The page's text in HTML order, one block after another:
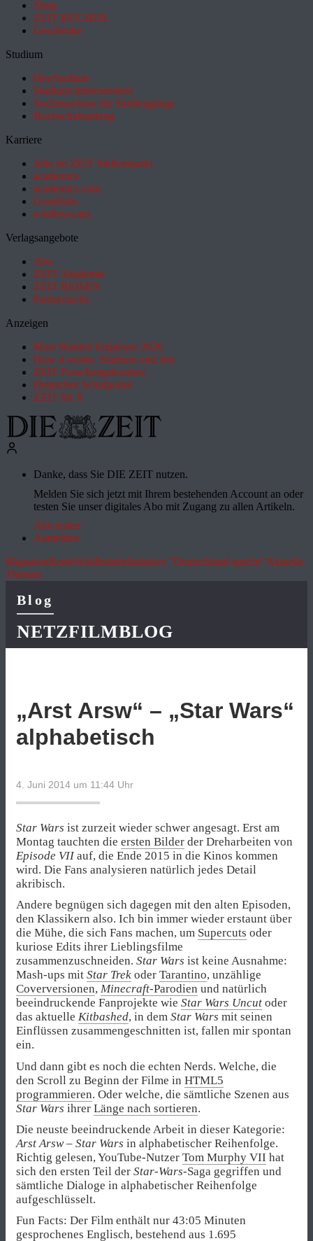
Shop
ZEIT BÜCHER
Geschenke
Studium
HeyStudium
Studium-Interessentest
Suchmaschine für Studiengänge
Hochschulranking
Karriere
Jobs im ZEIT Stellenmarkt
academics
academics.com
GoodJobs
e-fellows.net
Verlagsangebote
Abo
ZEIT Akademie
ZEIT REISEN
Partnersuche
Anzeigen
Most Wanted Employer 2026
How it works: Studium und Job
ZEIT Forschungskosmos
Deutsches Schulportal
ZEIT für X
Danke, dass Sie DIE ZEIT nutzen.
Melden Sie sich jetzt mit Ihrem bestehenden Account an oder
testen Sie unser digitales Abo mit Zugang zu allen Artikeln.
Abo testen
Anmelden
MigrationRenteWaldbrändeInitiative "Deutschland spricht"Aktuelle
Themen
Blog
NETZFILMBLOG
„Arst Arsw“ – „Star Wars“
alphabetisch
4. Juni 2014 um 11:44 Uhr
Star Wars ist zurzeit wieder schwer angesagt. Erst am
Montag tauchten die ersten Bilder der Dreharbeiten von
Episode VIIauf, die Ende 2015 in die Kinos kommen
wird. Die Fans analysieren natürlich jedes Detail
akribisch.
Andere begnügen sich dagegen mit den alten Episoden,
den Klassikern also. Ich bin immer wieder erstaunt über
die Mühe, die sich Fans machen, um Supercuts oder
kuriose Edits ihrer Lieblingsfilme
zusammenzuschneiden. Star Wars ist keine Ausnahme:
Mash-ups mit Star Trek oder Tarantino, unzählige
Coverversionen, Minecraft-Parodien und natürlich
beeindruckende Fanprojekte wie Star Wars Uncut oder
das aktuelle Kitbashed, in dem Star Wars mit seinen
Einflüssen zusammengeschnitten ist, fallen mir spontan
ein.
Und dann gibt es noch die echten Nerds. Welche, die
den Scroll zu Beginn der Filme in HTML5
programmieren. Oder welche, die sämtliche Szenen aus
Star Wars ihrer Länge nach sortieren.
Die neuste beeindruckende Arbeit in dieser Kategorie:
Arst Arsw– Star Wars in alphabetischer Reihenfolge.
Richtig gelesen, YouTube-Nutzer Tom Murphy VII hat
sich den ersten Teil der Star-Wars-Saga gegriffen und
sämtliche Dialoge in alphabetischer Reihenfolge
aufgeschlüsselt.
Fun Facts: Der Film enthält nur 43:05 Minuten
gesprochenes Englisch, bestehend aus 1.695